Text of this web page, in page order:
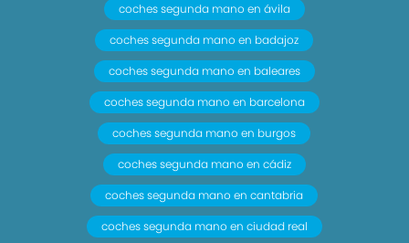
coches segunda mano en ávila
coches segunda mano en badajoz
coches segunda mano en baleares
coches segunda mano en barcelona
coches segunda mano en burgos
coches segunda mano en cádiz
coches segunda mano en cantabria
coches segunda mano en ciudad real